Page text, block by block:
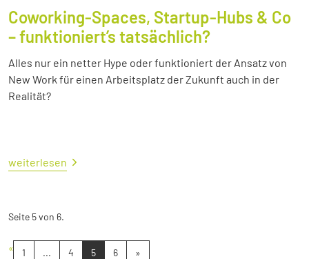
Coworking-Spaces, Startup-Hubs & Co
– funktioniert’s tatsächlich?
Alles nur ein netter Hype oder funktioniert der Ansatz von
New Work für einen Arbeitsplatz der Zukunft auch in der
Realität?
weiterlesen
Seite 5 von 6.
« 1 ... 4 5 6 »